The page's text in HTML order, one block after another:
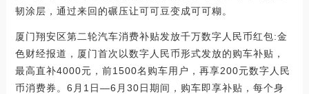
韧涂层，通过来回的碾压让可可豆变成可可糊。
厦门翔安区第二轮汽车消费补贴发放千万数字人民币红包:金
色财经报道，厦门首次以数字人民币形式发放的购车补贴，
最高直补4000元，前1500名购车用户，再享200元数字人民
币消费券。6月1日—6月30日期间，购车即享补贴，每个身